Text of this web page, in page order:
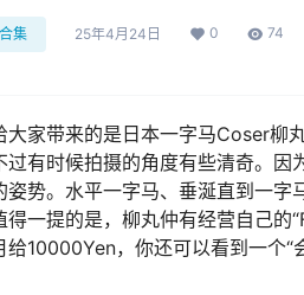
集 25年4月24日 0 74
大家带来的是日本一字马Coser柳
过有时候拍摄的角度有些清奇。
姿势。水平一字马、垂涎直到一字
得一提的是，柳丸仲有经营自己
给10000Yen，你还可以看到一个